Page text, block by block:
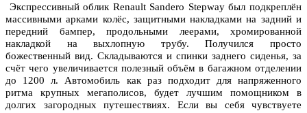
Экспрессивный облик Renault Sandero Stepway был подкреплён
массивными арками колёс, защитными накладками на задний и
передний бампер, продольными леерами, хромированной
накладкой на выхлопную трубу. Получился просто
божественный вид. Складываются и спинки заднего сиденья, за
счёт чего увеличивается полезный объём в багажном отделении
до 1200 л. Автомобиль как раз подходит для напряженного
ритма крупных мегаполисов, будет лучшим помощником в
долгих загородных путешествиях. Если вы себя чувствуете